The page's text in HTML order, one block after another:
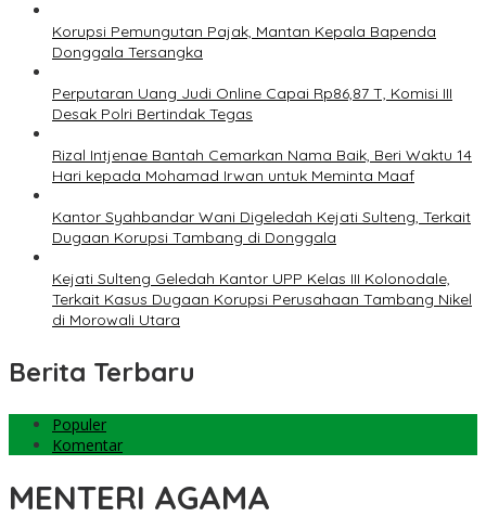
Korupsi Pemungutan Pajak, Mantan Kepala Bapenda
Donggala Tersangka
Perputaran Uang Judi Online Capai Rp86,87 T, Komisi III
Desak Polri Bertindak Tegas
Rizal Intjenae Bantah Cemarkan Nama Baik, Beri Waktu 14
Hari kepada Mohamad Irwan untuk Meminta Maaf
Kantor Syahbandar Wani Digeledah Kejati Sulteng, Terkait
Dugaan Korupsi Tambang di Donggala
Kejati Sulteng Geledah Kantor UPP Kelas III Kolonodale,
Terkait Kasus Dugaan Korupsi Perusahaan Tambang Nikel
di Morowali Utara
Berita Terbaru
Populer
Komentar
MENTERI AGAMA